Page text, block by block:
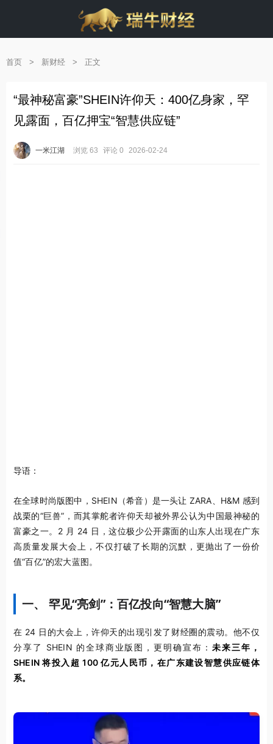
首页 > 新财经 > 正文
“最神秘富豪”SHEIN许仰天：400亿身家，罕
见露面，百亿押宝“智慧供应链”
一米江湖 浏览 63 评论 0 2026-02-24
导语：
在全球时尚版图中，SHEIN（希音）是一头让 ZARA、H&M 感到
战栗的“巨兽”，而其掌舵者许仰天却被外界公认为中国最神秘的
富豪之一。2 月 24 日，这位极少公开露面的山东人出现在广东
高质量发展大会上，不仅打破了长期的沉默，更抛出了一份价
值“百亿”的宏大蓝图。
一、 罕见“亮剑”：百亿投向“智慧大脑”
在 24 日的大会上，许仰天的出现引发了财经圈的震动。他不仅
分享了 SHEIN 的全球商业版图，更明确宣布： 未来三年，
SHEIN 将投入超 100 亿元人民币，在广东建设智慧供应链体
系。